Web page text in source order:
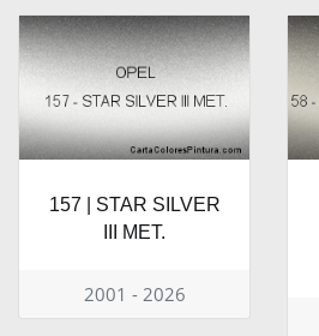
157 | STAR SILVER
III MET.
2001 - 2026